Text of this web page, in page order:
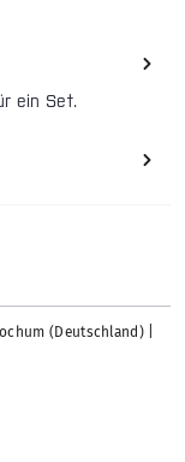
ein Set.
(Deutschland) |